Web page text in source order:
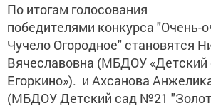
По итогам голосования
победителями конкурса "Очень-
Чучело Огородное" становятся
Вячеславовна (МБДОУ
Егоркино»). и Ахсанова
(МБДОУ Детский сад №21